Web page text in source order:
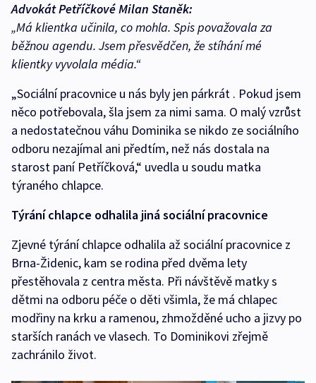
Advokát Petříčkové Milan Staněk:
„Má klientka učinila, co mohla. Spis považovala za
běžnou agendu. Jsem přesvědčen, že stíhání mé
klientky vyvolala média.“
„Sociální pracovnice u nás byly jen párkrát . Pokud jsem
něco potřebovala, šla jsem za nimi sama. O malý vzrůst
a nedostatečnou váhu Dominika se nikdo ze sociálního
odboru nezajímal ani předtím, než nás dostala na
starost paní Petříčková,“ uvedla u soudu matka
týraného chlapce.
Týrání chlapce odhalila jiná sociální pracovnice
Zjevné týrání chlapce odhalila až sociální pracovnice z
Brna-Židenic, kam se rodina před dvěma lety
přestěhovala z centra města. Při návštěvě matky s
dětmi na odboru péče o děti všimla, že má chlapec
modřiny na krku a ramenou, zhmožděné ucho a jizvy po
starších ranách ve vlasech. To Dominikovi zřejmě
zachránilo život.